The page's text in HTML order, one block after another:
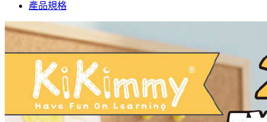
產品規格